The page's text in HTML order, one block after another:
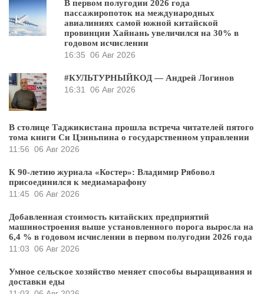
В первом полугодии 2026 года
пассажиропоток на международных
авиалиниях самой южной китайской
провинции Хайнань увеличился на 30% в
годовом исчислении
16:35 06 Авг 2026
#КУЛЬТУРНЫЙКОД — Андрей Логинов
16:31
06 Авг 2026
В столице Таджикистана прошла встреча читателей пятого
тома книги Си Цзиньпина о государственном управлении
11:56 06 Авг 2026
К 90-летию журнала «Костер»: Владимир Рябовол
присоединился к медиамарафону
11:45 06 Авг 2026
Добавленная стоимость китайских предприятий
машиностроения выше установленного порога выросла на
6,4 % в годовом исчислении в первом полугодии 2026 года
11:03 06 Авг 2026
Умное сельское хозяйство меняет способы выращивания и
доставки еды